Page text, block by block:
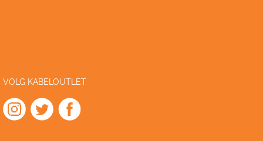
VOLG KABELOUTLET